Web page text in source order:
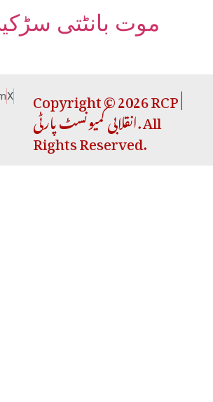
موت بانٹتی
X
Copyright © 2026 RCP |
انقلابی کمیونسٹ پارٹی. All
Rights Reserved.